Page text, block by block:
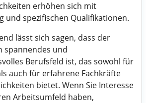
erhöhen sich mit
und spezifischen Qualifikationen.
lässt sich sagen, dass der
spannendes und
Berufsfeld ist, das sowohl für
auch für erfahrene Fachkräfte
bietet. Wenn Sie Interesse
Arbeitsumfeld haben,